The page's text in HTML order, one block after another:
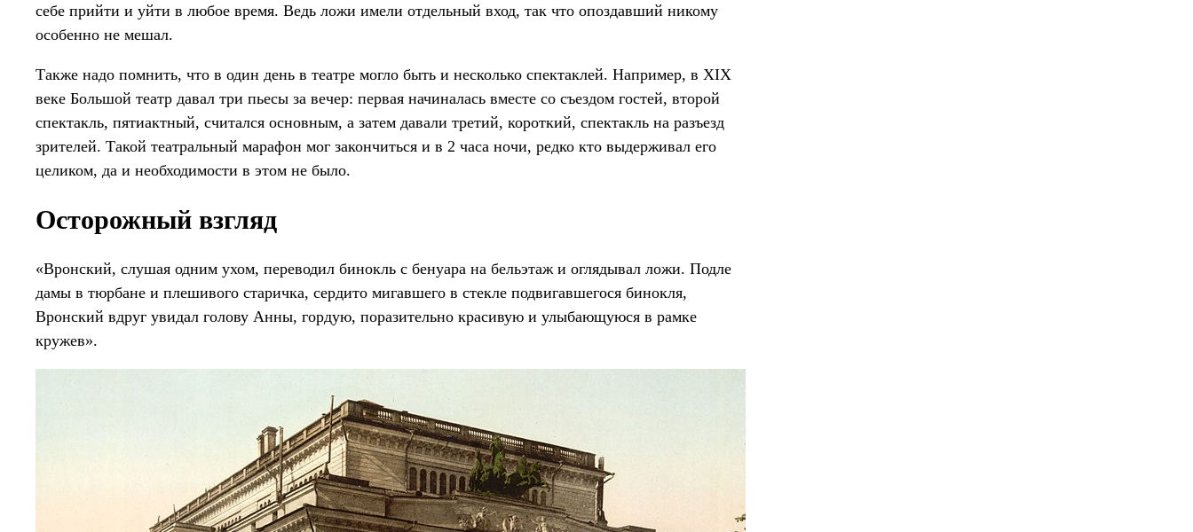
себе прийти и уйти в любое время. Ведь ложи имели отдельный вход, так что опоздавший никому
особенно не мешал.
Также надо помнить, что в один день в театре могло быть и несколько спектаклей. Например, в XIX
веке Большой театр давал три пьесы за вечер: первая начиналась вместе со съездом гостей, второй
спектакль, пятиактный, считался основным, а затем давали третий, короткий, спектакль на разъезд
зрителей. Такой театральный марафон мог закончиться и в 2 часа ночи, редко кто выдерживал его
целиком, да и необходимости в этом не было.
Осторожный взгляд
«Вронский, слушая одним ухом, переводил бинокль с бенуара на бельэтаж и оглядывал ложи. Подле
дамы в тюрбане и плешивого старичка, сердито мигавшего в стекле подвигавшегося бинокля,
Вронский вдруг увидал голову Анны, гордую, поразительно красивую и улыбающуюся в рамке
кружев».